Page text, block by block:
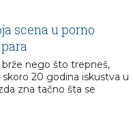
scena u porno
nego što trepneš,
20 godina iskustva u
zna tačno šta se